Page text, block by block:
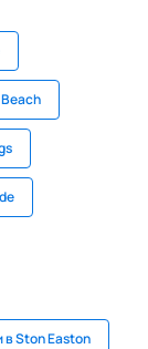
в Ston Easton